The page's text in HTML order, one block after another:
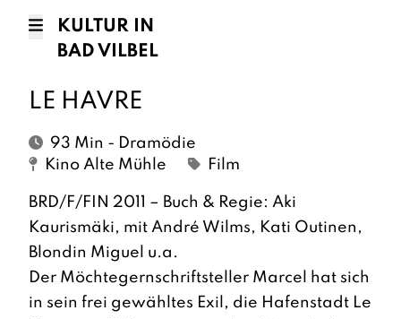
KULTUR IN
BAD VILBEL
LE HAVRE
93 Min - Dramödie
Kino Alte Mühle
Film
BRD/F/FIN 2011 – Buch & Regie: Aki
Kaurismäki, mit André Wilms, Kati Outinen,
Blondin Miguel u.a.
Der Möchtegernschriftsteller Marcel hat sich
in sein frei gewähltes Exil, die Hafenstadt Le